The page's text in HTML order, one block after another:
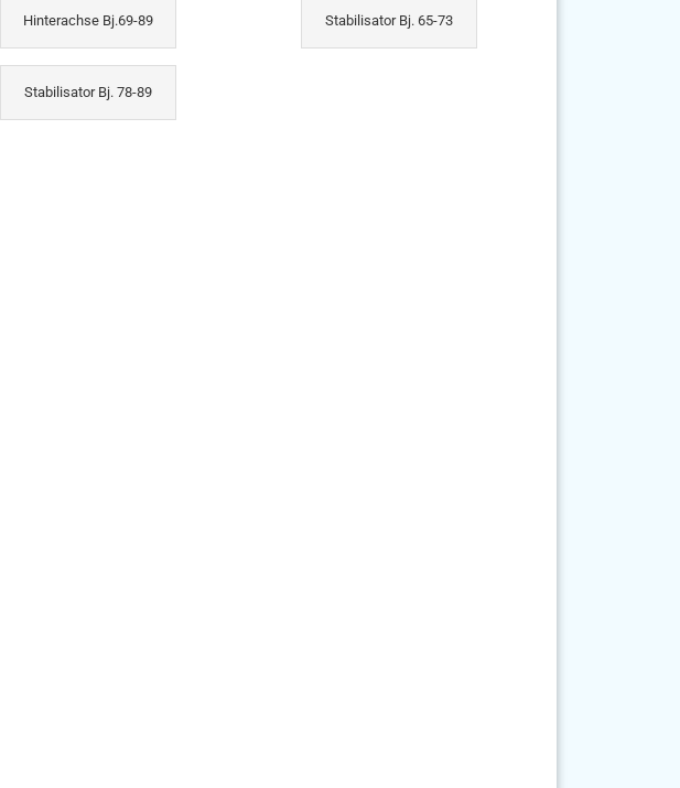
Hinterachse Bj.69-89 Stabilisator Bj. 65-73
Stabilisator Bj. 78-89